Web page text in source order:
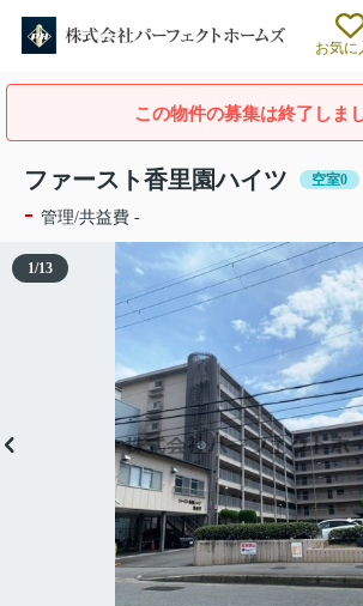
お気に
この物件の募集は終了しまし
ファースト香里園ハイツ 空室0
- 管理/共益費 -
1/13